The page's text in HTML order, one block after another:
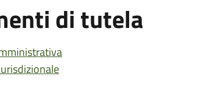
di tutela